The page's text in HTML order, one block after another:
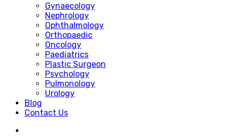
Gynaecology
Nephrology
Ophthalmology
Orthopaedic
Oncology
Paediatrics
Plastic Surgeon
Psychology
Pulmonology
Urology
Blog
Contact Us